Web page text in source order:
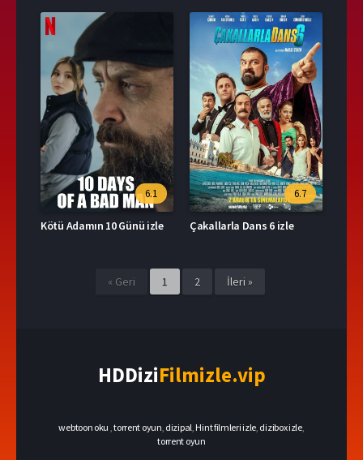
6.1
Kötü Adamın 10 Günü izle
6.7
Çakallarla Dans 6 izle
« Geri 1 2 İleri »
HDDiziFilmizle.vip
webtoon oku ,torrent oyun, dizipal, Hint filmleri izle, dizibox izle,
torrent oyun